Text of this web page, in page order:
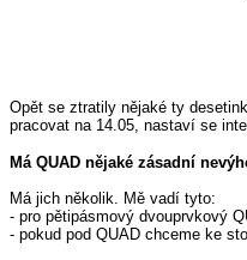
Opět se ztratily nějaké ty
pracovat na 14.05, nastaví se
Má QUAD nějaké zásadní
Má jich několik. Mě vadí tyto:
- pro pětipásmový dvouprvkový
- pokud pod QUAD chceme ke